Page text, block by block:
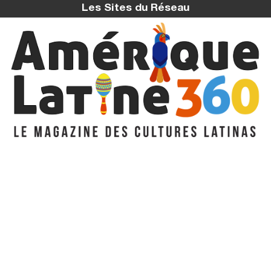
Les Sites du Réseau